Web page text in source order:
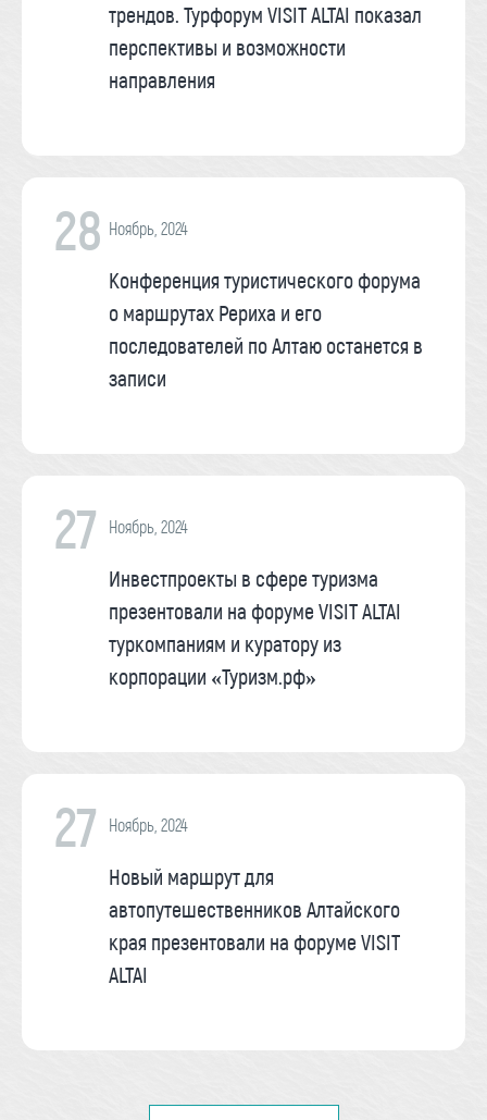
трендов. Турфорум VISIT ALTAI показал
перспективы и возможности
направления
28 Ноябрь, 2024
Конференция туристического форума
о маршрутах Рериха и его
последователей по Алтаю останется в
записи
27 Ноябрь, 2024
Инвестпроекты в сфере туризма
презентовали на форуме VISIT ALTAI
туркомпаниям и куратору из
корпорации «Туризм.рф»
27 Ноябрь, 2024
Новый маршрут для
автопутешественников Алтайского
края презентовали на форуме VISIT
ALTAI